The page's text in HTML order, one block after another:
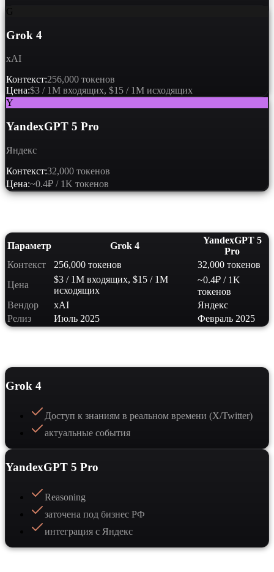
G
Grok 4
xAI
Контекст:256,000 токенов
Цена:$3 / 1M входящих, $15 / 1M исходящих
Y
YandexGPT 5 Pro
Яндекс
Контекст:32,000 токенов
Цена:~0.4₽ / 1K токенов
Параметр Grok 4
YandexGPT 5
Pro
Контекст
256,000 токенов
32,000 токенов
Цена
$3 / 1M входящих, $15 / 1M
исходящих
~0.4₽ / 1K
токенов
Вендор
xAI
Яндекс
Релиз
Июль 2025 Февраль 2025
Grok 4
Доступ к знаниям в реальном времени (X/Twitter)
актуальные события
YandexGPT 5 Pro
Reasoning
заточена под бизнес РФ
интеграция с Яндекс